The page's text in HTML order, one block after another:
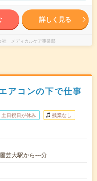
詳しく見る
社 メディカルケア事業部
アコンの下で仕事
土日祝日が休み 残業なし
芸大駅から---分